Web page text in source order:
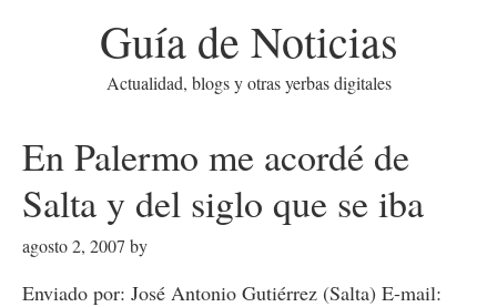
Guía de Noticias
Actualidad, blogs y otras yerbas digitales
En Palermo me acordé de
Salta y del siglo que se iba
agosto 2, 2007 by
Enviado por: José Antonio Gutiérrez (Salta) E-mail: